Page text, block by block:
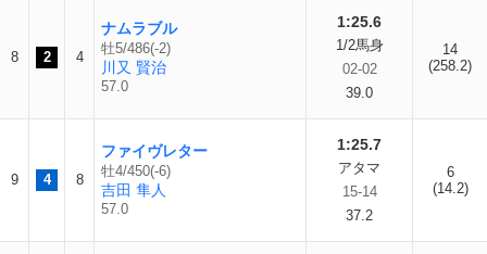
8 2 4
ナムラブル
牡5/486(-2)
川又 賢治
57.0
1:25.6
1/2馬身
02-02
39.0
14
(258.2)
9 4 8
ファイヴレター
牡4/450(-6)
吉田 隼人
57.0
1:25.7
アタマ
15-14
37.2
6
(14.2)